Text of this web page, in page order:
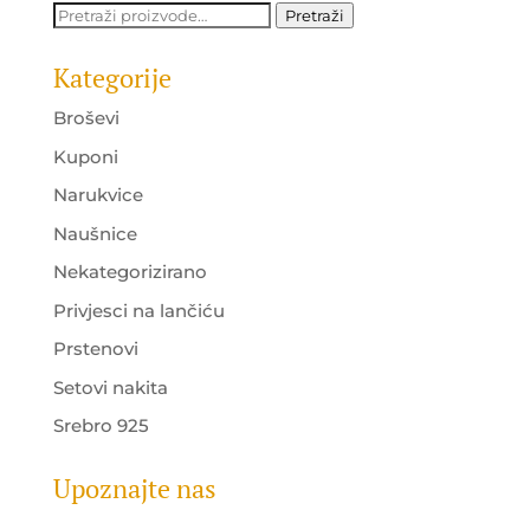
Pretraži: Pretraži
Kategorije
Broševi
Kuponi
Narukvice
Naušnice
Nekategorizirano
Privjesci na lančiću
Prstenovi
Setovi nakita
Srebro 925
Upoznajte nas